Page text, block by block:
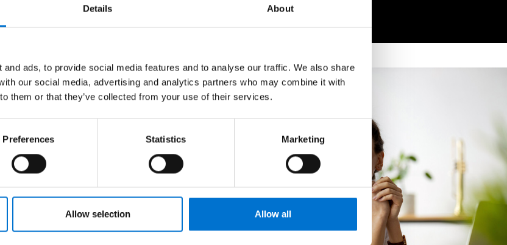
Details About
ads, to provide social media features and to analyse our traffic. We also share
our social media, advertising and analytics partners who may combine it with
them or that they’ve collected from your use of their services.
Preferences Statistics Marketing
Allow selection Allow all
?
dans la
de la
objectif :